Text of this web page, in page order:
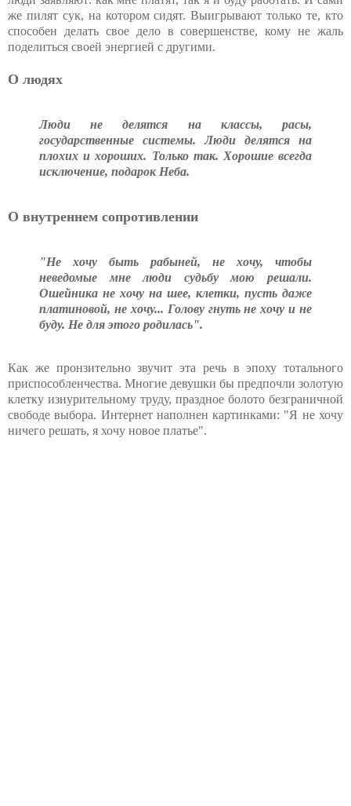
же пилят сук, на котором сидят. Выигрывают только те, кто
способен делать свое дело в совершенстве, кому не жаль
поделиться своей энергией с другими.
О людях
Люди не делятся на классы, расы,
государственные системы. Люди делятся на
плохих и хороших. Только так. Хорошие всегда
исключение, подарок Неба.
О внутреннем сопротивлении
"Не хочу быть рабыней, не хочу, чтобы
неведомые мне люди судьбу мою решали.
Ошейника не хочу на шее, клетки, пусть даже
платиновой, не хочу... Голову гнуть не хочу и не
буду. Не для этого родилась".
Как же пронзительно звучит эта речь в эпоху тотального
приспособленчества. Многие девушки бы предпочли золотую
клетку изнурительному труду, праздное болото безграничной
свободе выбора. Интернет наполнен картинками: "Я не хочу
ничего решать, я хочу новое платье".